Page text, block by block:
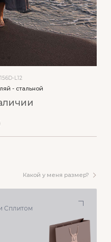
L12
- стальной
Какой у меня размер?
Сплитом